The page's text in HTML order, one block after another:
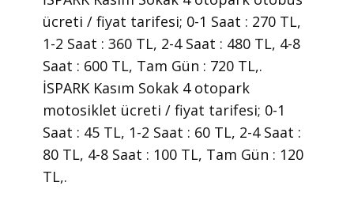
ücreti / fiyat tarifesi; 0-1 Saat : 270 TL,
1-2 Saat : 360 TL, 2-4 Saat : 480 TL, 4-8
Saat : 600 TL, Tam Gün : 720 TL,.
İSPARK Kasım Sokak 4 otopark
motosiklet ücreti / fiyat tarifesi; 0-1
Saat : 45 TL, 1-2 Saat : 60 TL, 2-4 Saat :
80 TL, 4-8 Saat : 100 TL, Tam Gün : 120
TL,.